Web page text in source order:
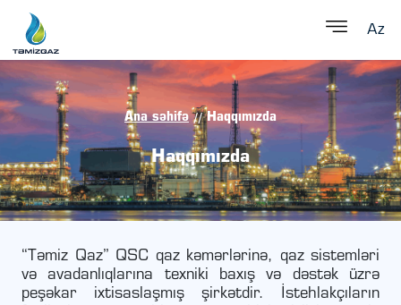
Az
Ana səhifə // Haqqımızda
Haqqımızda
“Təmiz Qaz” QSC qaz kəmərlərinə, qaz sistemləri
və avadanlıqlarına texniki baxış və dəstək üzrə
peşəkar ixtisaslaşmış şirkətdir. İstehlakçıların